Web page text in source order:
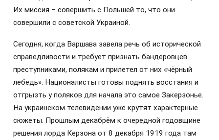
Их миссия – совершить с Польшей то, что они
совершили с советской Украиной.
Сегодня, когда Варшава завела речь об исторической
справедливости и требует признать бандеровцев
преступниками, полякам и прилетел от них «чёрный
лебедь». Националисты готовы поднять восстания и
отгрызть у поляков для начала это самое Закерзонье.
На украинском телевидении уже крутят характерные
сюжеты. Прошлым декабрём к очередной годовщине
решения лорда Керзона от 8 декабря 1919 года там